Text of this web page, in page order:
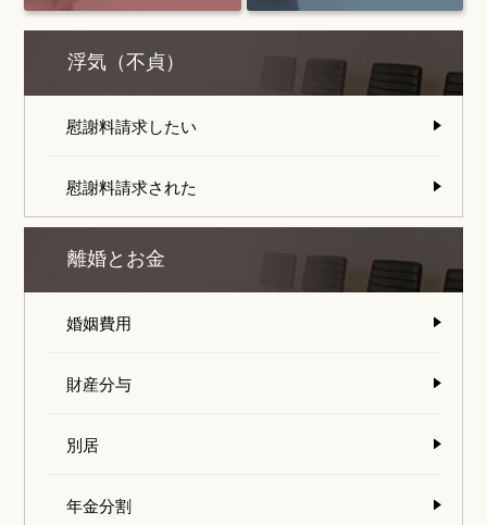
浮気（不貞）
慰謝料請求したい
慰謝料請求された
離婚とお金
婚姻費用
財産分与
別居
年金分割